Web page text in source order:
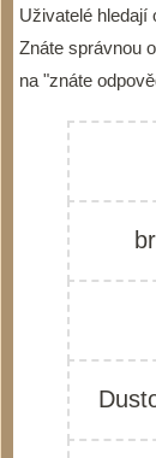
Uživatelé hledají
Znáte správnou
na "znáte